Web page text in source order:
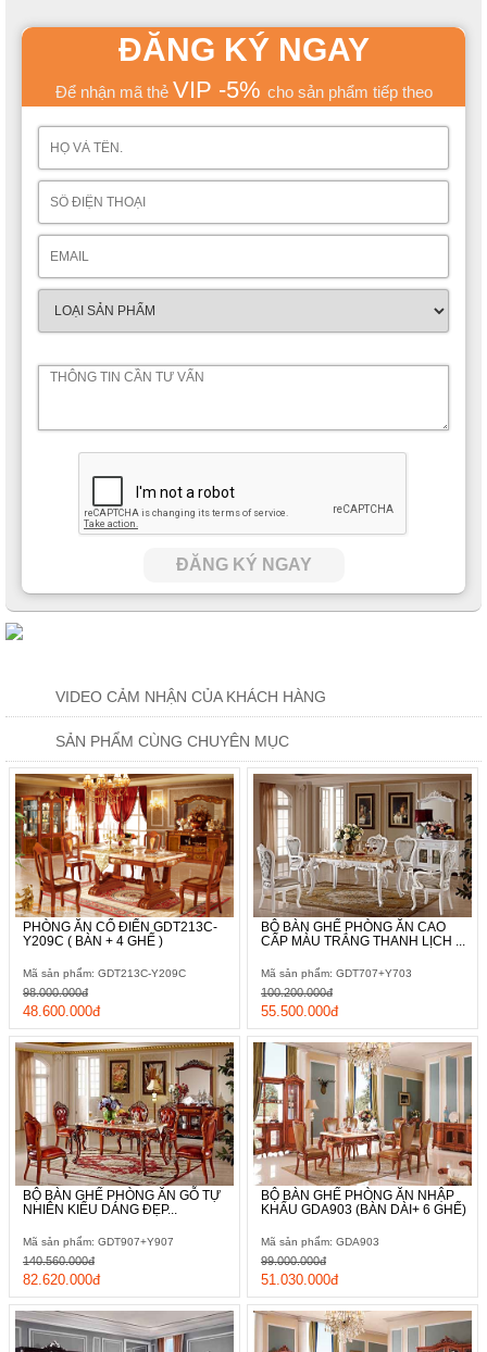
ĐĂNG KÝ NGAY
Để nhận mã thẻ VIP -5% cho sản phẩm tiếp theo
ĐĂNG KÝ NGAY
VIDEO CẢM NHẬN CỦA KHÁCH HÀNG
SẢN PHẨM CÙNG CHUYÊN MỤC
PHÒNG ĂN CỔ ĐIỂN GDT213C-
Y209C ( BÀN + 4 GHẾ )
Mã sản phẩm: GDT213C-Y209C
48.600.000đ
98.000.000đ
BỘ BÀN GHẾ PHÒNG ĂN CAO
CẤP MÀU TRẮNG THANH LỊCH ...
Mã sản phẩm: GDT707+Y703
55.500.000đ
100.200.000đ
BỘ BÀN GHẾ PHÒNG ĂN GỖ TỰ
NHIÊN KIỂU DÁNG ĐẸP...
Mã sản phẩm: GDT907+Y907
82.620.000đ
140.560.000đ
BỘ BÀN GHẾ PHÒNG ĂN NHẬP
KHẨU GDA903 (BÀN DÀI+ 6 GHẾ)
Mã sản phẩm: GDA903
51.030.000đ
99.000.000đ